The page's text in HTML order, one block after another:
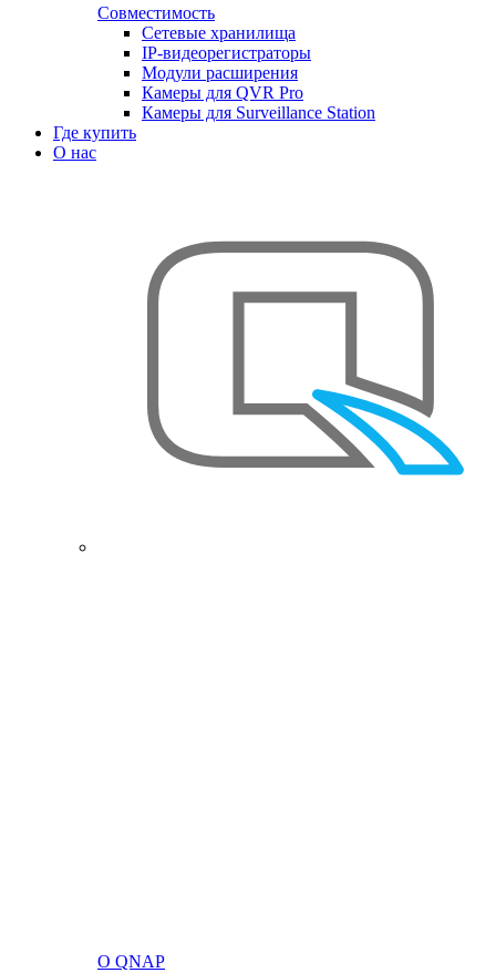
Совместимость
Сетевые хранилища
IP-видеорегистраторы
Модули расширения
Камеры для QVR Pro
Камеры для Surveillance Station
Где купить
О нас
О QNAP